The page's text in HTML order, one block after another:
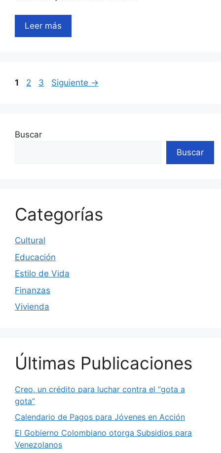
Leer más
Página
1 Página
2 Página
3 Siguiente →
Buscar
Buscar
Categorías
Cultural
Educación
Estilo de Vida
Finanzas
Vivienda
Últimas Publicaciones
Creo, un crédito para luchar contra el “gota a
gota”
Calendario de Pagos para Jóvenes en Acción
El Gobierno Colombiano otorga Subsidios para
Venezolanos